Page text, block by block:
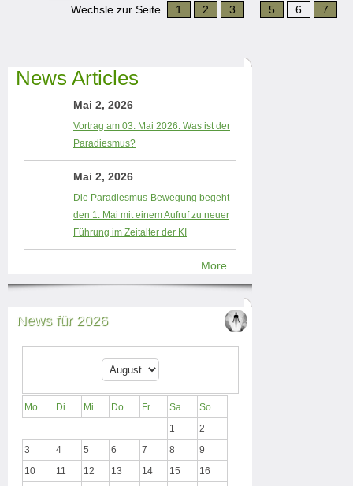
Wechsle zur Seite 1 2 3 5 6 7
News Articles
Mai 2, 2026
Vortrag am 03. Mai 2026: Was ist der
Paradiesmus?
Mai 2, 2026
Die Paradiesmus-Bewegung begeht
den 1. Mai mit einem Aufruf zu neuer
Führung im Zeitalter der KI
More...
News für 2026
Mo Di Mi Do Fr Sa
So
1
2
3
4 5 6 7 8
9
10
11 12 13 14 15
16